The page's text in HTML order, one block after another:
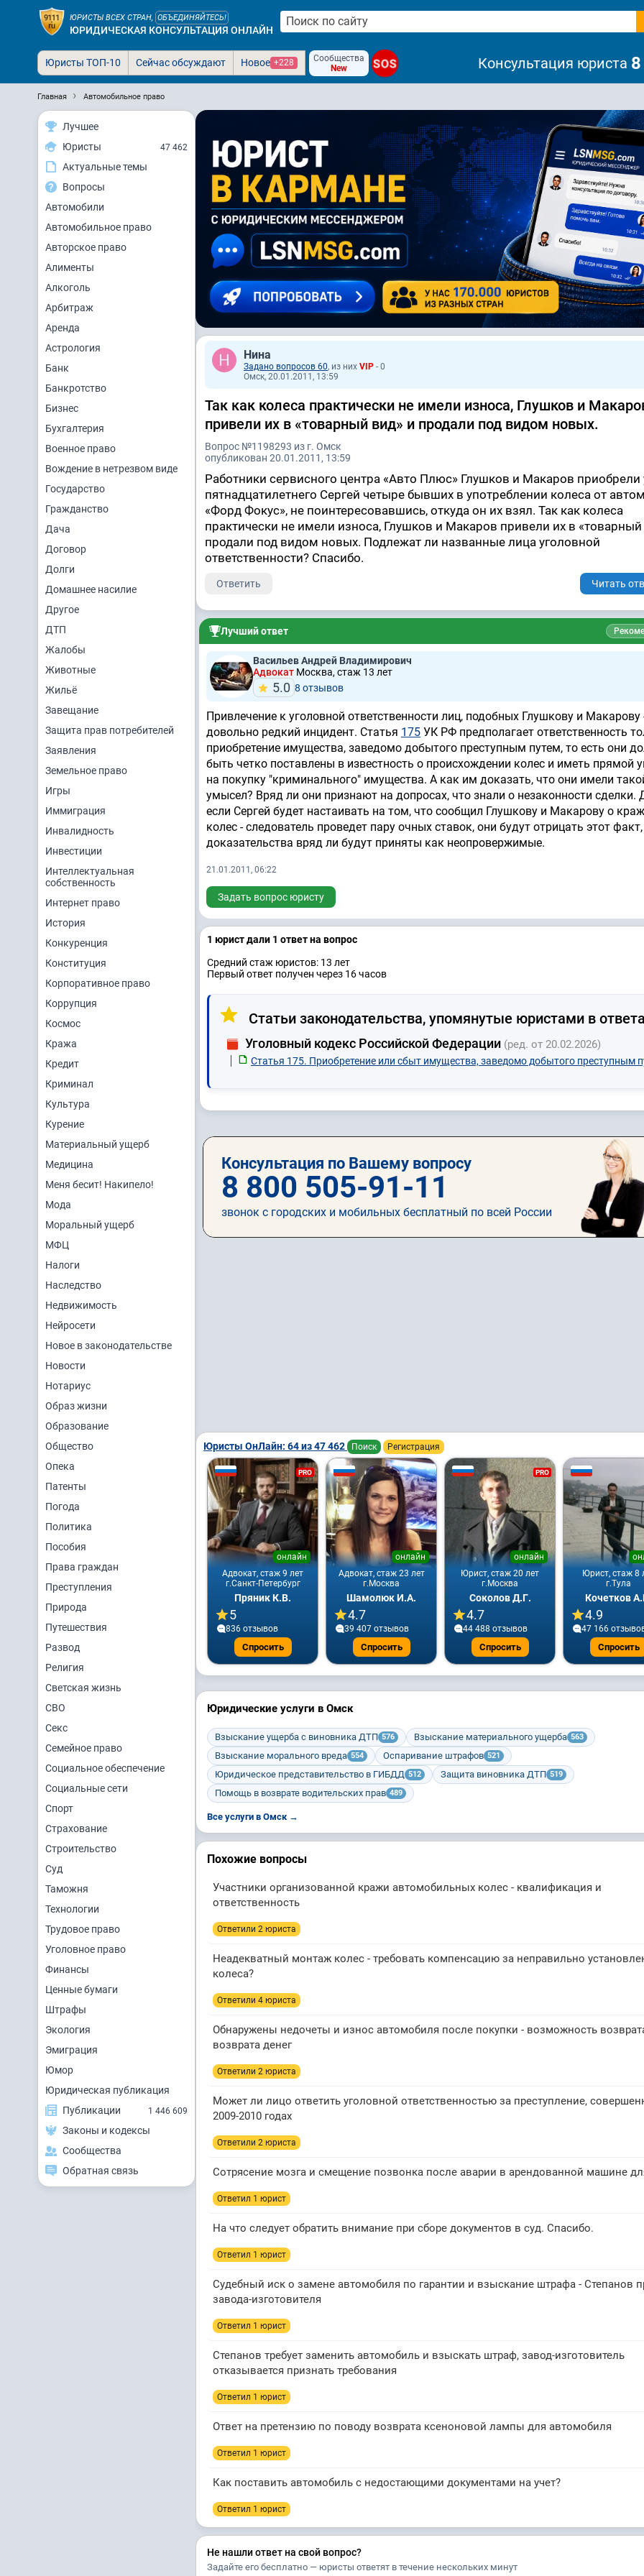
ЮРИСТЫ ВСЕХ СТРАН, ОБЪЕДИНЯЙТЕСЬ!
ЮРИДИЧЕСКАЯ КОНСУЛЬТАЦИЯ ОНЛАЙН
Юристы ТОП-10 Сейчас обсуждают Новое +228
Сообщества
New
SOS Консультация юриста
Главная Автомобильное право
Лучшее
Юристы
47 462
Актуальные темы
Вопросы
Автомобили
Автомобильное право
Авторское право
Алименты
Алкоголь
Арбитраж
Аренда
Астрология
Банк
Банкротство
Бизнес
Бухгалтерия
Военное право
Вождение в нетрезвом виде
Государство
Гражданство
Дача
Договор
Долги
Домашнее насилие
Другое
ДТП
Жалобы
Животные
Жильё
Завещание
Защита прав потребителей
Заявления
Земельное право
Игры
Иммиграция
Инвалидность
Инвестиции
Интеллектуальная
собственность
Интернет право
История
Конкуренция
Конституция
Корпоративное право
Коррупция
Космос
Кража
Кредит
Криминал
Культура
Курение
Материальный ущерб
Медицина
Меня бесит! Накипело!
Мода
Моральный ущерб
МФЦ
Налоги
Наследство
Недвижимость
Нейросети
Новое в законодательстве
Новости
Нотариус
Образ жизни
Образование
Общество
Опека
Патенты
Погода
Политика
Пособия
Права граждан
Преступления
Природа
Путешествия
Развод
Религия
Светская жизнь
СВО
Секс
Семейное право
Социальное обеспечение
Социальные сети
Спорт
Страхование
Строительство
Суд
Таможня
Технологии
Трудовое право
Уголовное право
Финансы
Ценные бумаги
Штрафы
Экология
Эмиграция
Юмор
Юридическая публикация
Публикации
1 446 609
Законы и кодексы
Сообщества
Обратная связь
Нина
Задано вопросов 60, из них VIP - 0
Омск, 20.01.2011, 13:59
Так как колеса практически не имели износа, Глушков и
привели их в «товарный вид» и продали под видом новых.
Вопрос №1198293 из г. Омск
опубликован 20.01.2011, 13:59
Работники сервисного центра «Авто Плюс» Глушков и Макаров приобрели
пятнадцатилетнего Сергей четыре бывших в употреблении колеса от
«Форд Фокус», не поинтересовавшись, откуда он их взял. Так как колеса
практически не имели износа, Глушков и Макаров привели их в «товарный
продали под видом новых. Подлежат ли названные лица уголовной
ответственности? Спасибо.
Ответить Читать
Лучший ответ
Васильев Андрей Владимирович
Адвокат Москва, стаж 13 лет
5.0 8 отзывов
Привлечение к уголовной ответственности лиц, подобных Глушкову и Макарову
довольно редкий инцидент. Статья 175 УК РФ предполагает ответственность
приобретение имущества, заведомо добытого преступным путем, то есть они
быть четко поставлены в известность о происхождении колес и иметь прямой
на покупку "криминального" имущества. А как им доказать, что они имели
умысел? Вряд ли они признают на допросах, что знали о незаконности сделки.
если Сергей будет настаивать на том, что сообщил Глушкову и Макарову о
колес - следователь проведет пару очных ставок, они будут отрицать этот
доказательства вряд ли будут приняты как неопровержимые.
21.01.2011, 06:22
Задать вопрос юристу
1 юрист дали 1 ответ на вопрос
Средний стаж юристов: 13 лет
Первый ответ получен через 16 часов
Статьи законодательства, упомянутые юристами в
Уголовный кодекс Российской Федерации (ред. от 20.02.2026)
Статья 175. Приобретение или сбыт имущества, заведомо добытого преступным
Консультация по Вашему вопросу
8 800 505-91-11
звонок с городских и мобильных бесплатный по всей России
Юристы ОнЛайн: 64 из 47 462 Поиск Регистрация
PRO
Адвокат, стаж 9 лет
онлайн
г.Санкт-Петербург
Пряник К.В.
5
836 отзывов
Спросить
Адвокат, стаж 23 лет
онлайн
г.Москва
Шамолюк И.А.
4.7
39 407 отзывов
Спросить
PRO
Юрист, стаж 20 лет
онлайн
г.Москва
Соколов Д.Г.
4.7
44 488 отзывов
Спросить
Юрист, стаж 8
г.Тула
Кочетков
4.9
47 166
Спросить
Юридические услуги в Омск
Взыскание ущерба с виновника ДТП 576 Взыскание материального ущерба 563
Взыскание морального вреда 554 Оспаривание штрафов 521
Юридическое представительство в ГИБДД 512 Защита виновника ДТП 519
Помощь в возврате водительских прав 489
Все услуги в Омск →
Похожие вопросы
Участники организованной кражи автомобильных колес - квалификация и
ответственность
Ответили 2 юристa
Неадекватный монтаж колес - требовать компенсацию за неправильно
колеса?
Ответили 4 юристa
Обнаружены недочеты и износ автомобиля после покупки - возможность
возврата денег
Ответили 2 юристa
Может ли лицо ответить уголовной ответственностью за преступление,
2009-2010 годах
Ответили 2 юристa
Сотрясение мозга и смещение позвонка после аварии в арендованной машине
Ответил 1 юрист
На что следует обратить внимание при сборе документов в суд. Спасибо.
Ответил 1 юрист
Судебный иск о замене автомобиля по гарантии и взыскание штрафа - Степанов
завода-изготовителя
Ответил 1 юрист
Степанов требует заменить автомобиль и взыскать штраф, завод-изготовитель
отказывается признать требования
Ответил 1 юрист
Ответ на претензию по поводу возврата ксеноновой лампы для автомобиля
Ответил 1 юрист
Как поставить автомобиль с недостающими документами на учет?
Ответил 1 юрист
Не нашли ответ на свой вопрос?
Задайте его бесплатно — юристы ответят в течение нескольких минут